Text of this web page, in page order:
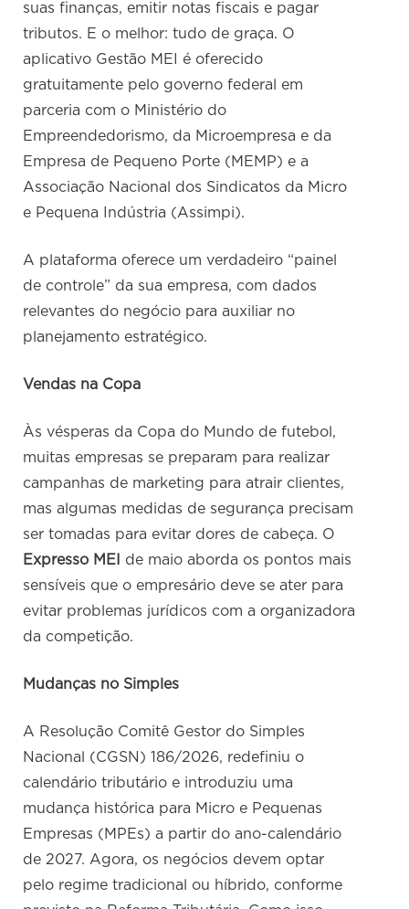
suas finanças, emitir notas fiscais e pagar
tributos. E o melhor: tudo de graça. O
aplicativo Gestão MEI é oferecido
gratuitamente pelo governo federal em
parceria com o Ministério do
Empreendedorismo, da Microempresa e da
Empresa de Pequeno Porte (MEMP) e a
Associação Nacional dos Sindicatos da Micro
e Pequena Indústria (Assimpi).
A plataforma oferece um verdadeiro “painel
de controle” da sua empresa, com dados
relevantes do negócio para auxiliar no
planejamento estratégico.
Vendas na Copa
Às vésperas da Copa do Mundo de futebol,
muitas empresas se preparam para realizar
campanhas de marketing para atrair clientes,
mas algumas medidas de segurança precisam
ser tomadas para evitar dores de cabeça. O
Expresso MEI
de maio aborda os pontos mais
sensíveis que o empresário deve se ater para
evitar problemas jurídicos com a organizadora
da competição.
Mudanças no Simples
A Resolução Comitê Gestor do Simples
Nacional (CGSN) 186/2026, redefiniu o
calendário tributário e introduziu uma
mudança histórica para Micro e Pequenas
Empresas (MPEs) a partir do ano-calendário
de 2027. Agora, os negócios devem optar
pelo regime tradicional ou híbrido, conforme